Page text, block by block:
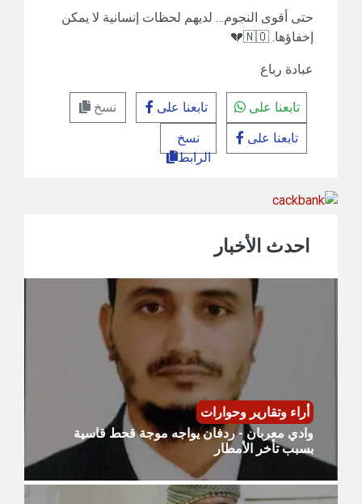
حتى أقوى النجوم… لديهم لحظات إنسانية لا يمكن
إخفاؤها. 🇳🇴💔
عبادة رباع
تابعنا على تابعنا على
نسخ
تابعنا على
نسخ
الرابط
احدث الأخبار
أراء وتقارير وحوارات
وادي معربان - ردفان يواجه موجة قحط قاسية
بسبب تأخر الأمطار